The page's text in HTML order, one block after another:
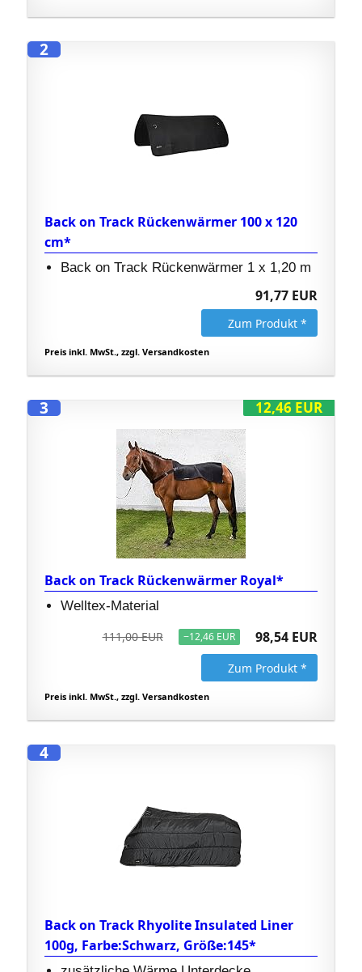
2
Back on Track Rückenwärmer 100 x 120
cm*
Back on Track Rückenwärmer 1 x 1,20 m
91,77 EUR
Zum Produkt *
Preis inkl. MwSt., zzgl. Versandkosten
12,46 EUR
3
Back on Track Rückenwärmer Royal*
Welltex-Material
111,00 EUR −12,46 EUR 98,54 EUR
Zum Produkt *
Preis inkl. MwSt., zzgl. Versandkosten
4
Back on Track Rhyolite Insulated Liner
100g, Farbe:Schwarz, Größe:145*